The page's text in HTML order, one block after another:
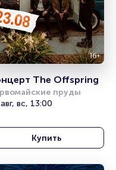
The Offspring
пруды
вс, 13:00
Купить